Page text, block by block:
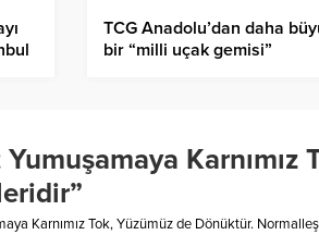
TCG Anadolu’dan daha
bir “milli uçak gemisi”
Karnımız Tok, Yüzümüz de Dönüktür.